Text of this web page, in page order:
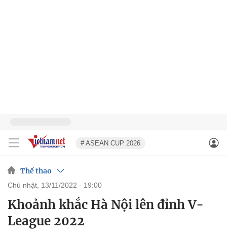
# ASEAN CUP 2026
Thể thao
chủ nhật, 13/11/2022 - 19:00
Khoảnh khắc Hà Nội lên đỉnh V-
League 2022